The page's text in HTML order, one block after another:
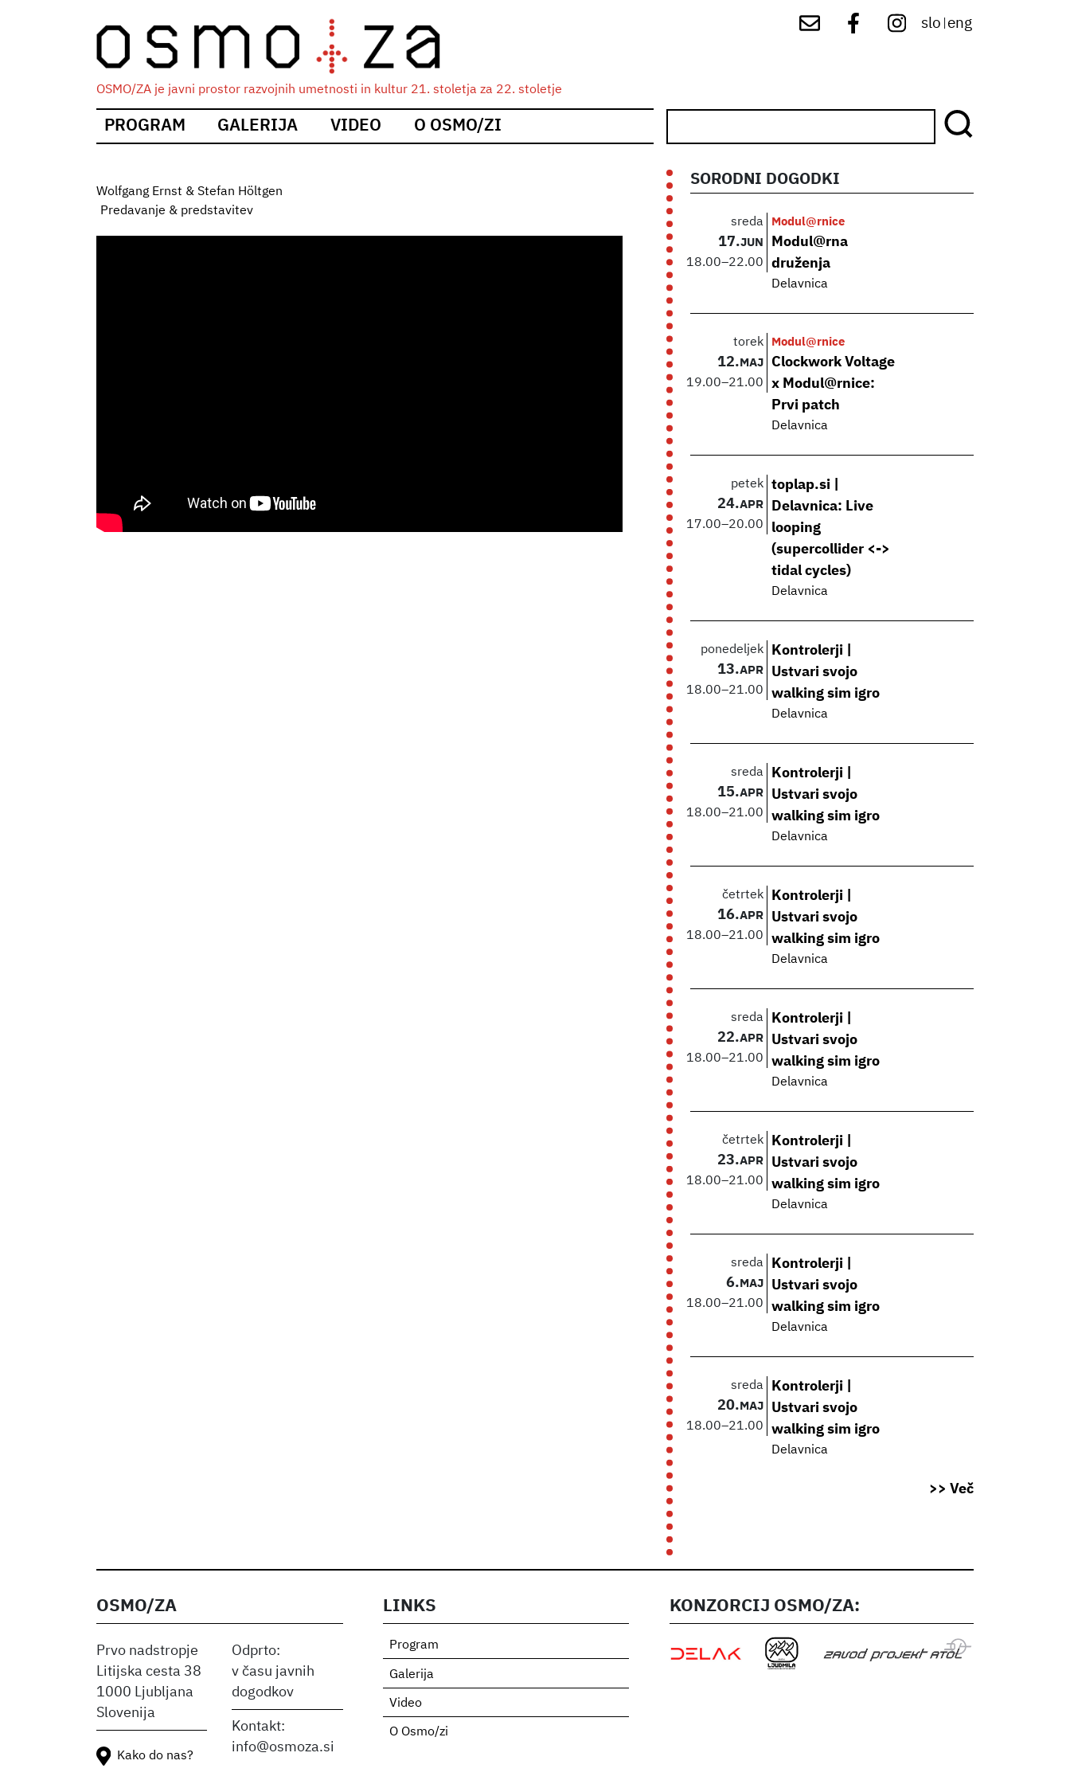
OSMO/ZA je javni prostor razvojnih umetnosti in kultur 21. stoletja za 22. stoletje
slo eng
Main
PROGRAM GALERIJA VIDEO O OSMO/ZI
Wolfgang Ernst & Stefan Höltgen
Predavanje & predstavitev
SORODNI DOGODKI
sreda
17.JUN
18.00–22.00
Modul@rnice
Modul@rna
druženja
Delavnica
torek
12. MAJ
19.00–21.00
Modul@rnice
Clockwork Voltage
x Modul@rnice:
Prvi patch
Delavnica
petek
24.APR
17.00–20.00
toplap.si |
Delavnica: Live
looping
(supercollider <->
tidal cycles)
Delavnica
ponedeljek
13.APR
18.00–21.00
Kontrolerji |
Ustvari svojo
walking sim igro
Delavnica
sreda
15.APR
18.00–21.00
Kontrolerji |
Ustvari svojo
walking sim igro
Delavnica
četrtek
16.APR
18.00–21.00
Kontrolerji |
Ustvari svojo
walking sim igro
Delavnica
sreda
22.APR
18.00–21.00
Kontrolerji |
Ustvari svojo
walking sim igro
Delavnica
četrtek
23.APR
18.00–21.00
Kontrolerji |
Ustvari svojo
walking sim igro
Delavnica
sreda
6. MAJ
18.00–21.00
Kontrolerji |
Ustvari svojo
walking sim igro
Delavnica
sreda
20. MAJ
18.00–21.00
Kontrolerji |
Ustvari svojo
walking sim igro
Delavnica
>> Več
OSMO/ZA
Prvo nadstropje
Litijska cesta 38
1000 Ljubljana
Slovenija
Odprto:
v času javnih
dogodkov
Kontakt:
info@osmoza.si
LINKS
Program
Galerija
Video
O Osmo/zi
KONZORCIJ OSMO/ZA:
Kako do nas?